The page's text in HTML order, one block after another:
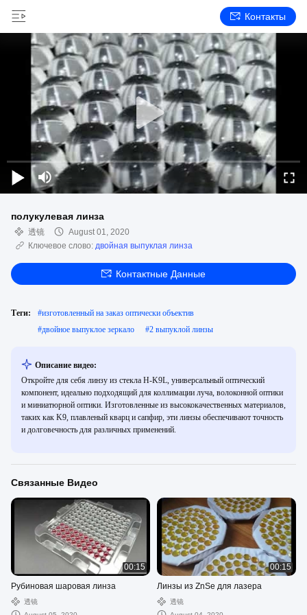
Контакты
полукулевая линза
透镜
August 01, 2020
Ключевое слово: двойная выпуклая линза
Контактные Данные
Теги: #изготовленный на заказ оптически объектив
#двойное выпуклое зеркало #2 выпуклой линзы
Описание видео:
Откройте для себя линзу из стекла H-K9L, универсальный оптический
компонент, идеально подходящий для коллимации луча, волоконной оптики
и миниатюрной оптики. Изготовленные из высококачественных материалов,
таких как K9, плавленый кварц и сапфир, эти линзы обеспечивают точность
и долговечность для различных применений.
Связанные Видео
00:15
Рубиновая шаровая линза
透镜
00:15
Линзы из ZnSe для лазера
透镜